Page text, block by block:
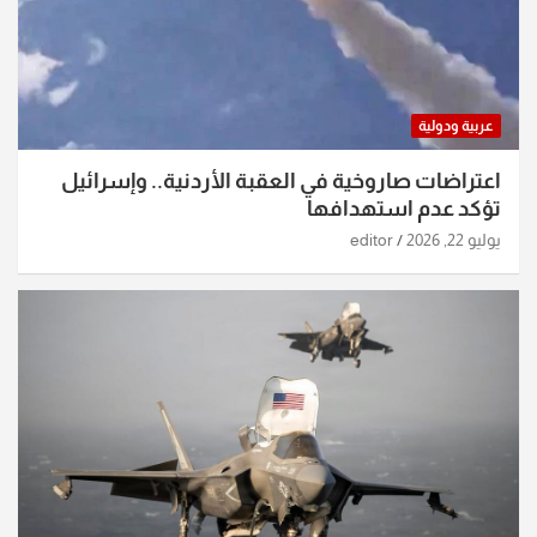
عربية ودولية
اعتراضات صاروخية في العقبة الأردنية.. وإسرائيل
تؤكد عدم استهدافها
يوليو 22, 2026 editor